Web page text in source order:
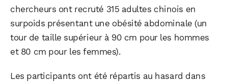
chercheurs ont recruté 315 adultes chinois en
surpoids présentant une obésité abdominale (un
tour de taille supérieur à 90 cm pour les hommes
et 80 cm pour les femmes).
Les participants ont été répartis au hasard dans